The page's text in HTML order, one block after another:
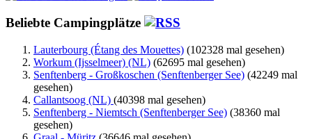
Beliebte Campingplätze
Lauterbourg (Étang des Mouettes) (102328 mal gesehen)
Workum (Ijsselmeer) (NL) (62695 mal gesehen)
Senftenberg - Großkoschen (Senftenberger See) (42249 mal
gesehen)
Callantsoog (NL) (40398 mal gesehen)
Senftenberg - Niemtsch (Senftenberger See) (38360 mal
gesehen)